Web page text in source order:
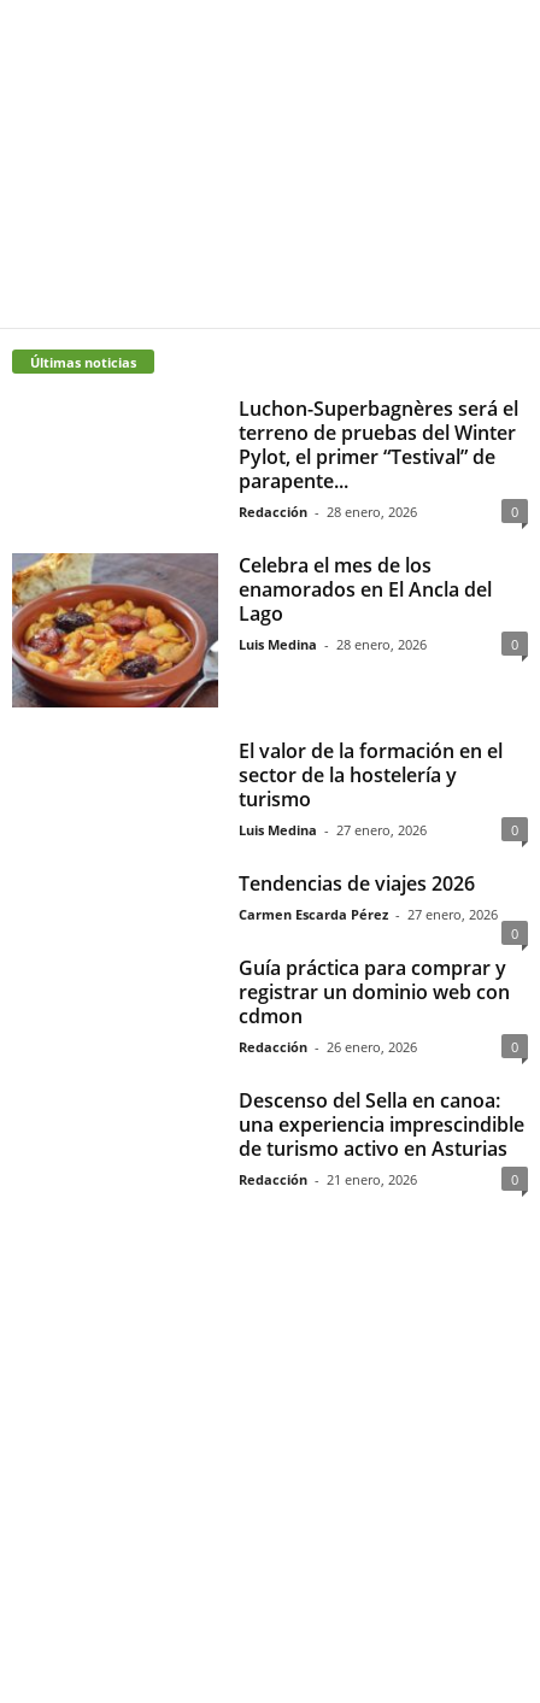
Últimas noticias
Luchon-Superbagnères será el
terreno de pruebas del Winter
Pylot, el primer “Testival” de
parapente...
Redacción - 28 enero, 2026 0
Celebra el mes de los
enamorados en El Ancla del
Lago
Luis Medina - 28 enero, 2026 0
El valor de la formación en el
sector de la hostelería y
turismo
Luis Medina - 27 enero, 2026 0
Tendencias de viajes 2026
Carmen Escarda Pérez - 27 enero, 2026
0
Guía práctica para comprar y
registrar un dominio web con
cdmon
Redacción - 26 enero, 2026 0
Descenso del Sella en canoa:
una experiencia imprescindible
de turismo activo en Asturias
Redacción - 21 enero, 2026 0